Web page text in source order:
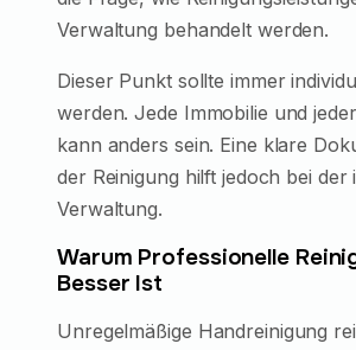
Verwaltung behandelt werden.
Dieser Punkt sollte immer
werden. Jede Immobilie und
kann anders sein. Eine klare
der Reinigung hilft jedoch bei der
Verwaltung.
Warum Professionelle
Besser Ist
Unregelmäßige Handreinigung